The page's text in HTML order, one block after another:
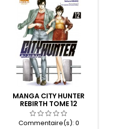
MANGA CITY HUNTER
REBIRTH TOME 12
Commentaire(s):0